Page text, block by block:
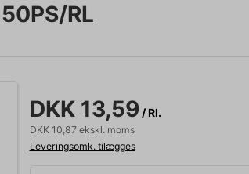
RL
DKK 13,59 / Rl.
DKK 10,87 ekskl. moms
Leveringsomk. tilægges